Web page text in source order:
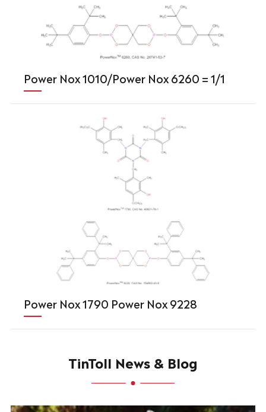
Power Nox 1010/Power Nox 6260 = 1/1
Power Nox 1790 Power Nox 9228
TinToll News & Blog